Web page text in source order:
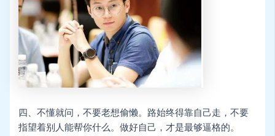
四、不懂就问，不要老想偷懒。路始终得靠自己走，不要
指望着别人能帮你什么。做好自己，才是最够逼格的。